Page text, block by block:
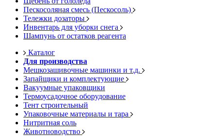
Пескосоляная смесь (Пескосоль)
Тележки дозаторы
Инвентарь для уборки снега
Шампунь от остатков реагента
Каталог
Для производства
Мешкозашивочные машинки и т.д.
Запайщики и комплектующие
Вакуумные упаковщики
Термоусадочное оборудование
Тент строительный
Упаковочные материалы и тара
Нитритная соль
Животноводство